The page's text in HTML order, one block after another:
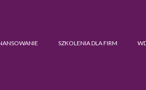
SZKOLENIA DLA FIRM